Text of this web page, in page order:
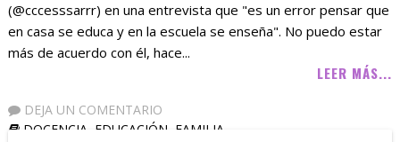
(@cccesssarrr) en una entrevista que "es un error pensar que
en casa se educa y en la escuela se enseña". No puedo estar
más de acuerdo con él, hace...
LEER MÁS...
DEJA UN COMENTARIO
DOCENCIA EDUCACIÓN FAMILIA